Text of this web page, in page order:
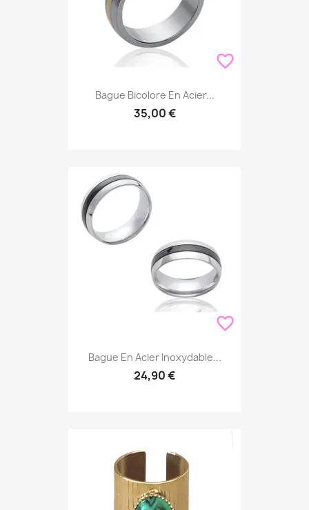
favorite_border
Bague Bicolore En Acier...
35,00 €
favorite_border
Bague En Acier Inoxydable...
24,90 €